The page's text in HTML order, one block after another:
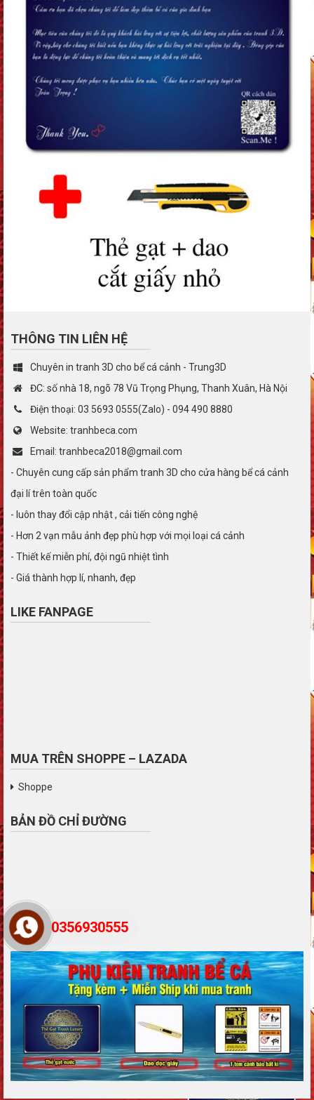
THÔNG TIN LIÊN HỆ
Chuyên in tranh 3D cho bể cá cảnh - Trung3D
ĐC: số nhà 18, ngõ 78 Vũ Trọng Phụng, Thanh Xuân, Hà Nội
Điện thoại: 03 5693 0555(Zalo) - 094 490 8880
Website: tranhbeca.com
Email: tranhbeca2018@gmail.com
- Chuyên cung cấp sản phẩm tranh 3D cho cửa hàng bể cá cảnh
đại lí trên toàn quốc
- luôn thay đổi cập nhật , cải tiến công nghệ
- Hơn 2 vạn mẫu ảnh đẹp phù hợp với mọi loại cá cảnh
- Thiết kế miễn phí, đội ngũ nhiệt tình
- Giá thành hợp lí, nhanh, đẹp
LIKE FANPAGE
MUA TRÊN SHOPPE – LAZADA
Shoppe
BẢN ĐỒ CHỈ ĐƯỜNG
0356930555